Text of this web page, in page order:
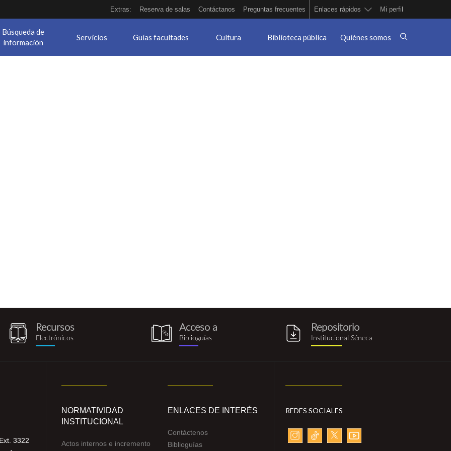
Extras: Reserva de salas Contáctanos Preguntas frecuentes Enlaces rápidos Mi perfil
Búsqueda de
información
Servicios Guías facultades Cultura Biblioteca pública Quiénes somos
recursos_electronicos.png
Recursos
Electrónicos biblioguia.png
Acceso a
Biblioguías
Repositorio
Institucional Séneca
3322
NORMATIVIDAD
INSTITUCIONAL
Actos internos e incremento
ENLACES DE INTERÉS
Contáctenos
Biblioguías
REDES SOCIALES